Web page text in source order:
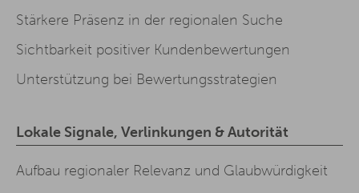
Stärkere Präsenz in der regionalen Suche
Sichtbarkeit positiver Kundenbewertungen
Unterstützung bei Bewertungsstrategien
Lokale Signale, Verlinkungen & Autorität
Aufbau regionaler Relevanz und Glaubwürdigkeit